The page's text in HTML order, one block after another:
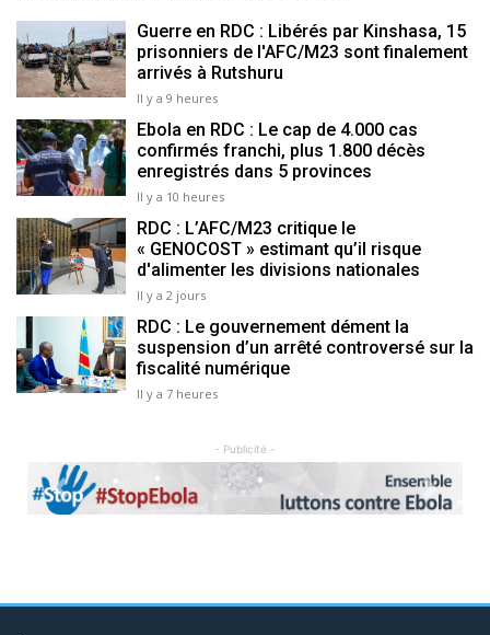
Guerre en RDC : Libérés par Kinshasa, 15
prisonniers de l'AFC/M23 sont finalement
arrivés à Rutshuru
Il y a 9 heures
Ebola en RDC : Le cap de 4.000 cas
confirmés franchi, plus 1.800 décès
enregistrés dans 5 provinces
Il y a 10 heures
RDC : L’AFC/M23 critique le
« GENOCOST » estimant qu’il risque
d'alimenter les divisions nationales
Il y a 2 jours
RDC : Le gouvernement dément la
suspension d’un arrêté controversé sur la
fiscalité numérique
Il y a 7 heures
- Publicité -
Previous Next